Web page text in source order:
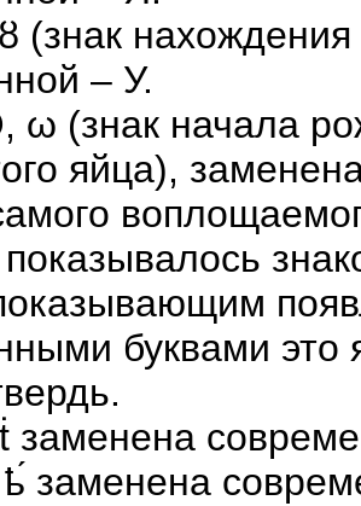
(знак
– У.
(знак начала
яйца),
буквами
заменена
заменена